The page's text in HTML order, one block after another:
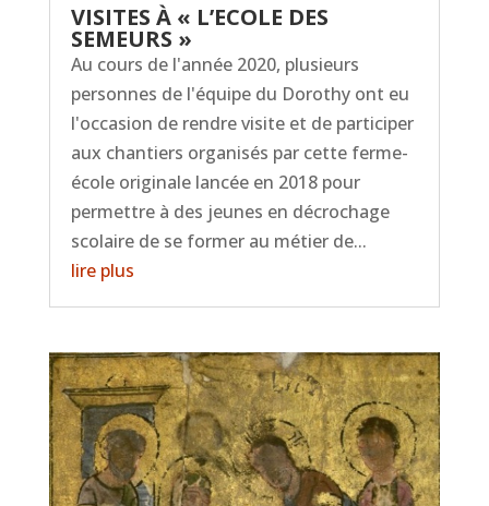
VISITES À « L’ECOLE DES
SEMEURS »
Au cours de l'année 2020, plusieurs
personnes de l'équipe du Dorothy ont eu
l'occasion de rendre visite et de participer
aux chantiers organisés par cette ferme-
école originale lancée en 2018 pour
permettre à des jeunes en décrochage
scolaire de se former au métier de...
lire plus